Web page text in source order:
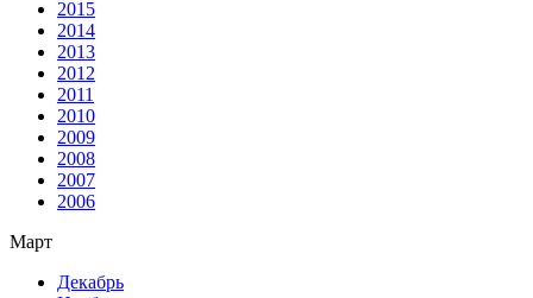
2015
2014
2013
2012
2011
2010
2009
2008
2007
2006
Март
Декабрь